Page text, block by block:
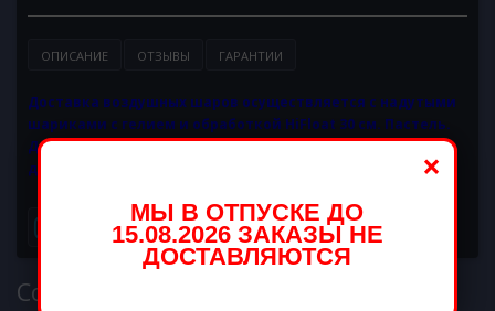
ОПИСАНИЕ ОТЗЫВЫ ГАРАНТИИ
Доставка воздушных шаров осуществляется с надутыми
шариками с гелием и обработкой HiFloat 30 см. Пастель.
Доставляются в связках, не в пакетах. Если требуется
доставка в пакетах, при заказе скажите оператору.
Cопутствующий товар
×
МЫ В ОТПУСКЕ ДО
15.08.2026 ЗАКАЗЫ НЕ
ДОСТАВЛЯЮТСЯ